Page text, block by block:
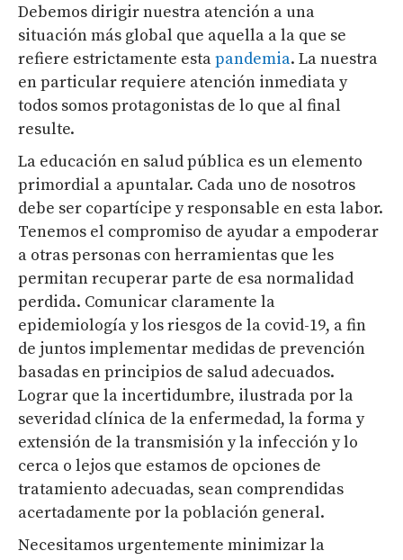
Debemos dirigir nuestra atención a una
situación más global que aquella a la que se
refiere estrictamente estapandemia. La nuestra
en particular requiere atención inmediata y
todos somos protagonistas de lo que al final
resulte.
La educación en salud pública es un elemento
primordial a apuntalar. Cada uno de nosotros
debe ser copartícipe y responsable en esta labor.
Tenemos el compromiso de ayudar a empoderar
a otras personas con herramientas que les
permitan recuperar parte de esa normalidad
perdida. Comunicar claramente la
epidemiología y los riesgos de la covid-19, a fin
de juntos implementar medidas de prevención
basadas en principios de salud adecuados.
Lograr que la incertidumbre, ilustrada por la
severidad clínica de la enfermedad, la forma y
extensión de la transmisión y la infección y lo
cerca o lejos que estamos de opciones de
tratamiento adecuadas, sean comprendidas
acertadamente por la población general.
Necesitamos urgentemente minimizar la